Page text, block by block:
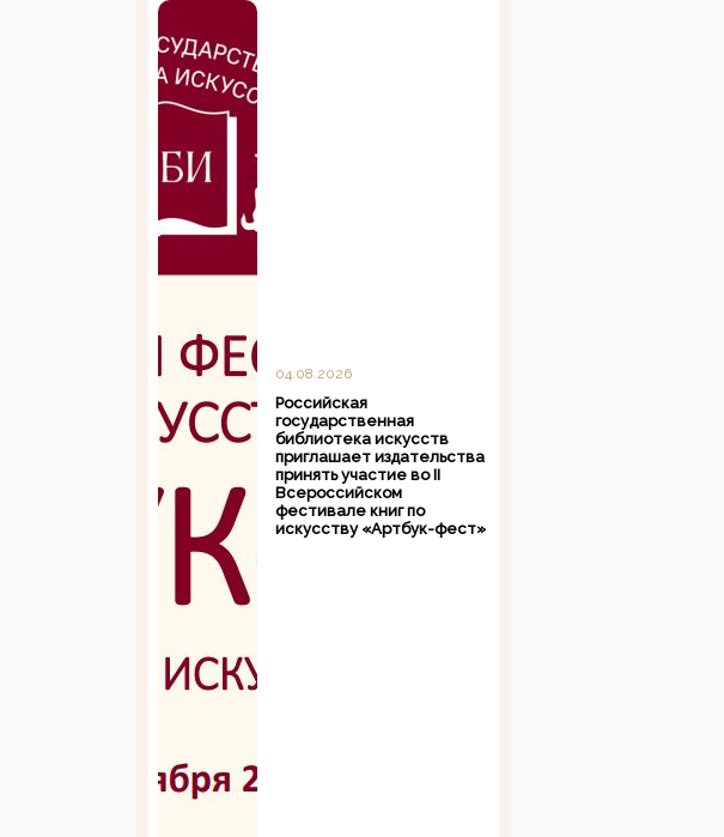
04.08.2026
Российская
государственная
библиотека искусств
приглашает издательства
принять участие во II
Всероссийском
фестивале книг по
искусству «Артбук-фест»